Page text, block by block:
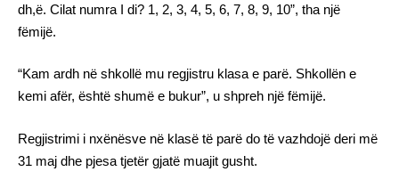
dh,ë. Cilat numra I di? 1, 2, 3, 4, 5, 6, 7, 8, 9, 10”, tha një
fëmijë.
“Kam ardh në shkollë mu regjistru klasa e parë. Shkollën e
kemi afër, është shumë e bukur”, u shpreh një fëmijë.
Regjistrimi i nxënësve në klasë të parë do të vazhdojë deri më
31 maj dhe pjesa tjetër gjatë muajit gusht.